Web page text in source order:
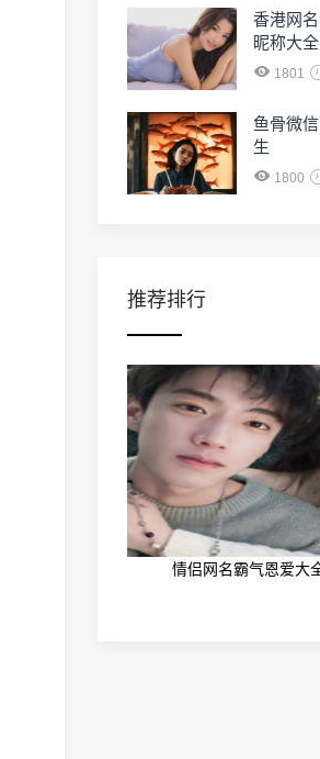
香港网
昵称大
1801
鱼骨微
生
1800
推荐排行
情侣网名霸气恩爱大